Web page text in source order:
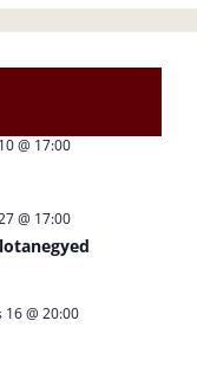
@ 17:00
@ 17:00
16 @ 20:00